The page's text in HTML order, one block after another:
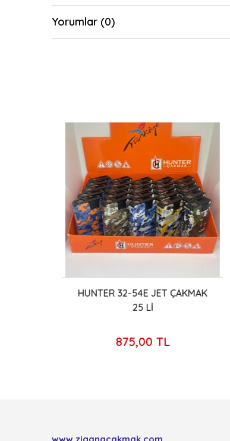
Yorumlar (0)
HUNTER 32-54E JET ÇAKMAK
25 Lİ
875,00 TL